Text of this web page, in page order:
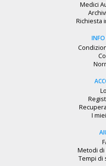
Medici
Richiesta
INFO
I
Metodi di
Tempi di